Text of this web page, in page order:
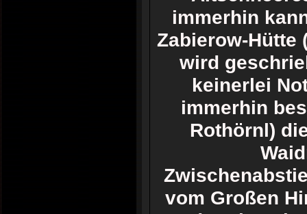
immerhin
Zabierow-Hütte
wird
keinerlei
immerhin
Rothörnl)
vom Großen